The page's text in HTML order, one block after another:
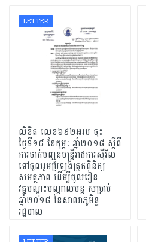
LETTER
លិខិត លេខ៦៩២អរប ចុះ
ថ្ងៃទី១៨ ខែកុម្ភៈ ឆ្នាំ២០១៨ ស្តីពី
ការចាត់បញ្ជូនមន្ត្រីរាជការស៊ីវិល
ទៅចូលរួមប្រឡងត្រួតពិនិត្យ
សមត្ថភាព ដើម្បីចូលរៀន
វគ្គបណ្តុះបណ្តាលបន្ត សម្រាប់
ឆ្នាំ២០១៨ នៃសាលាភូមិន្ទ
រដ្ឋបាល